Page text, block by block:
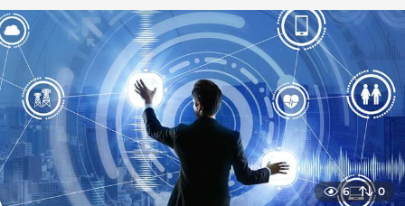
l
a
g
6 0